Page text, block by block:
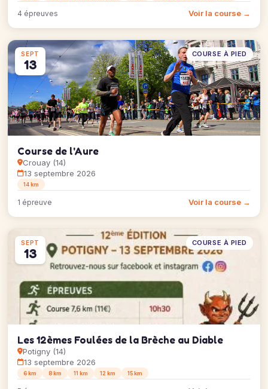
4 épreuves Voir la course →
SEPT
13
COURSE À PIED
Course de l'Aure
Crouay (14)
13 septembre 2026
14 km
1 épreuve Voir la course →
SEPT
13
COURSE À PIED
Les 12èmes Foulées de la Brèche au Diable
Potigny (14)
13 septembre 2026
6 km 8 km 11 km 12 km 15 km